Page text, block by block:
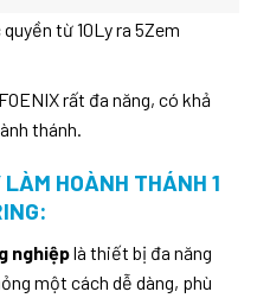
từ 10Ly ra 5Zem
rất đa năng, có khả
thánh.
LÀM HOÀNH THÁNH 1
nghiệplà thiết bị đa năng
một cách dễ dàng, phù